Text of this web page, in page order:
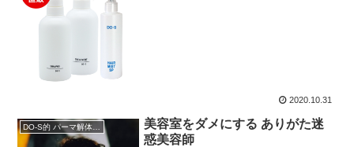
2020.10.31
DO-S的 パーマ解体新書
美容室をダメにする ありがた迷
惑美容師